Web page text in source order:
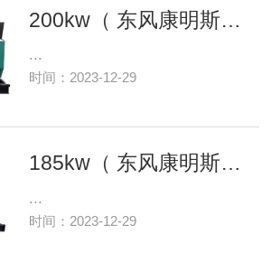
200kw（ 东风康明斯，国三，裸机）
...
时间：2023-12-29
185kw（ 东风康明斯，国三，裸机）
时间：2023-12-29